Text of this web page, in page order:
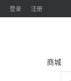
登录 注册
商城